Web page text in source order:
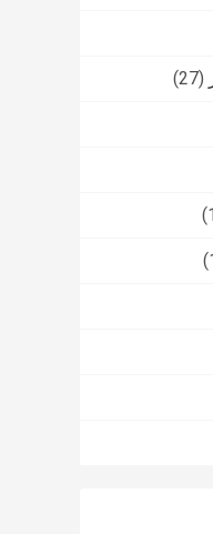
(27)